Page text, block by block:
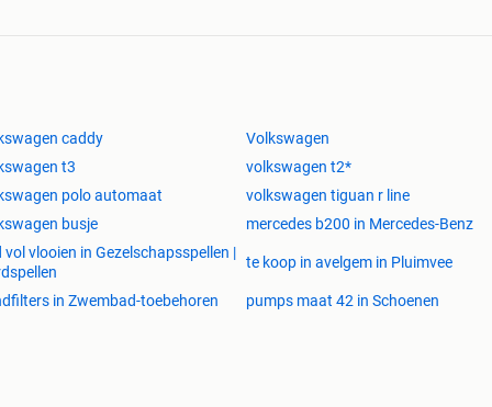
caddy
Volkswagen
t3
volkswagen t2*
polo automaat
volkswagen tiguan r line
busje
mercedes b200 in Mercedes-Benz
vol vlooien in Gezelschapsspellen |
te koop in avelgem in Pluimvee
in Zwembad-toebehoren pumps maat 42 in Schoenen